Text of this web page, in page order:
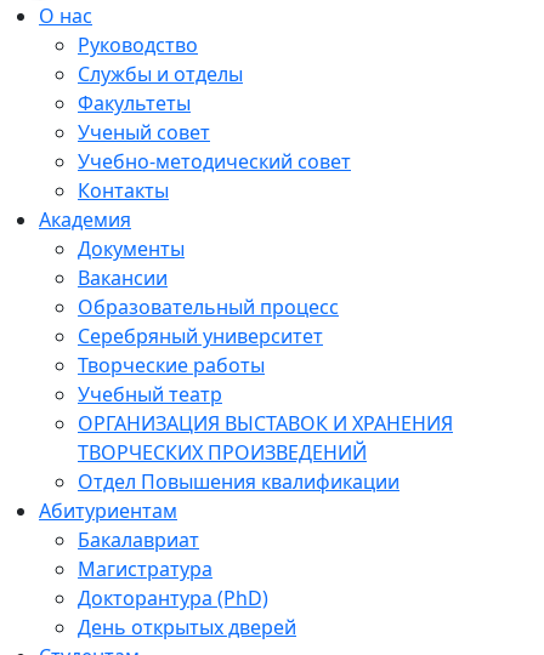
О нас
Руководство
Службы и отделы
Факультеты
Ученый совет
Учебно-методический совет
Контакты
Академия
Документы
Вакансии
Образовательный процесс
Серебряный университет
Творческие работы
Учебный театр
ОРГАНИЗАЦИЯ ВЫСТАВОК И ХРАНЕНИЯ
ТВОРЧЕСКИХ ПРОИЗВЕДЕНИЙ
Отдел Повышения квалификации
Абитуриентам
Бакалавриат
Магистратура
Докторантура (PhD)
День открытых дверей